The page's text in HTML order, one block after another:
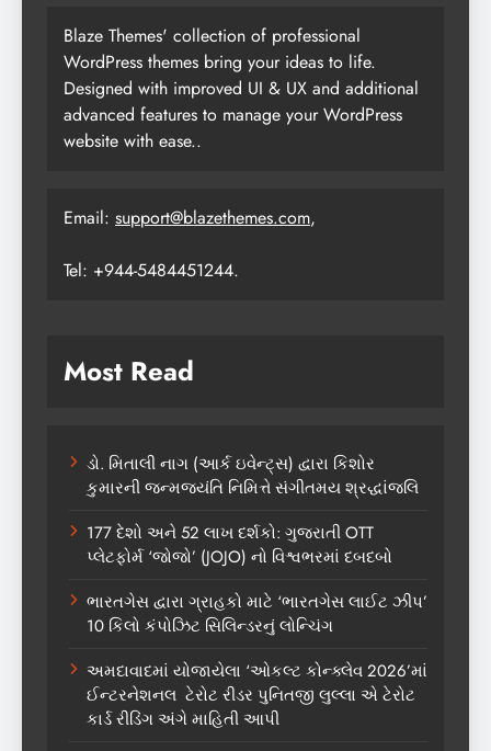
Blaze Themes' collection of professional
WordPress themes bring your ideas to life.
Designed with improved UI & UX and additional
advanced features to manage your WordPress
website with ease..
Email: support@blazethemes.com,
Tel: +944-5484451244.
Most Read
ડો. મિતાલી નાગ (આર્ક ઇવેન્ટ્સ) દ્વારા કિશોર
કુમારની જન્મજયંતિ નિમિત્તે સંગીતમય શ્રદ્ધાંજલિ
177 દેશો અને 52 લાખ દર્શકો: ગુજરાતી OTT
પ્લેટફોર્મ ‘જોજો’ (JOJO) નો વિશ્વભરમાં દબદબો
ભારતગેસ દ્વારા ગ્રાહકો માટે ‘ભારતગેસ લાઈટ ઝીપ’
10 કિલો કંપોઝિટ સિલિન્ડરનું લોન્ચિંગ
અમદાવાદમાં યોજાયેલા ‘ઓકલ્ટ કોન્ક્લેવ 2026’માં
ઈન્ટરનેશનલ ટેરોટ રીડર પુનિતજી લુલ્લા એ ટેરોટ
કાર્ડ રીડિંગ અંગે માહિતી આપી